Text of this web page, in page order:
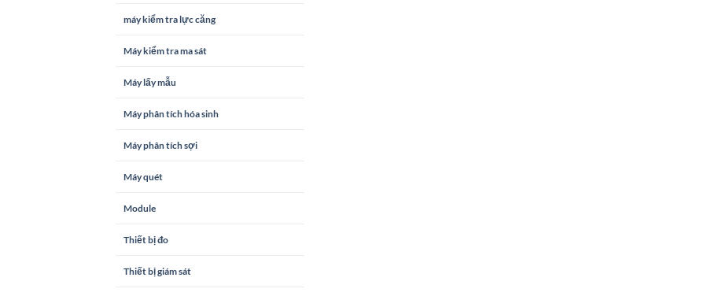
máy kiểm tra lực căng
Máy kiểm tra ma sát
Máy lấy mẫu
Máy phân tích hóa sinh
Máy phân tích sợi
Máy quét
Module
Thiết bị đo
Thiết bị giám sát